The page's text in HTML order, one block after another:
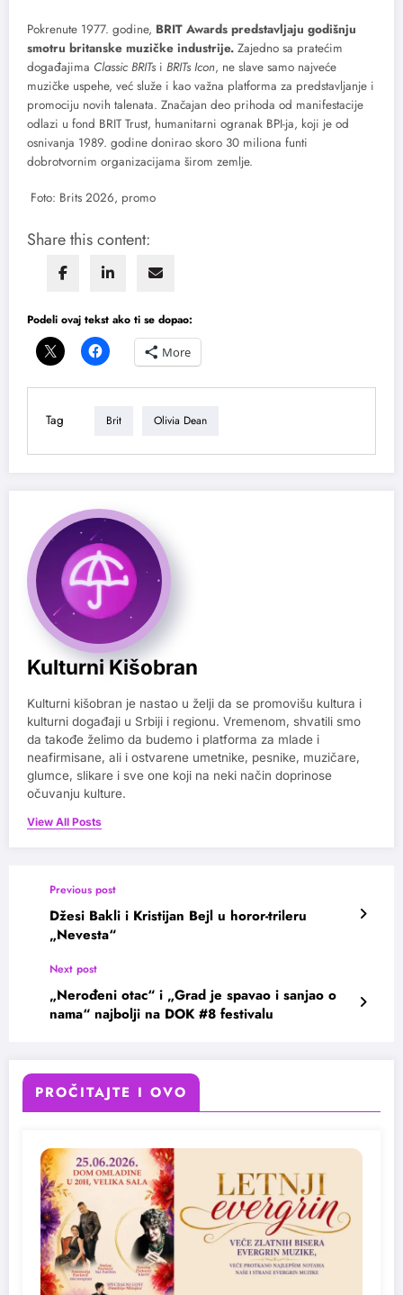
Pokrenute 1977. godine, BRIT Awards predstavljaju godišnju
smotru britanske muzičke industrije. Zajedno sa pratećim
događajima Classic BRITs i BRITs Icon, ne slave samo najveće
muzičke uspehe, već služe i kao važna platforma za predstavljanje i
promociju novih talenata. Značajan deo prihoda od manifestacije
odlazi u fond BRIT Trust, humanitarni ogranak BPI-ja, koji je od
osnivanja 1989. godine donirao skoro 30 miliona funti
dobrotvornim organizacijama širom zemlje.
Foto: Brits 2026, promo
Share this content:
Podeli ovaj tekst ako ti se dopao:
More
Tag Brit Olivia Dean
Kulturni Kišobran
Kulturni kišobran je nastao u želji da se promovišu kultura i
kulturni događaji u Srbiji i regionu. Vremenom, shvatili smo
da takođe želimo da budemo i platforma za mlade i
neafirmisane, ali i ostvarene umetnike, pesnike, muzičare,
glumce, slikare i sve one koji na neki način doprinose
očuvanju kulture.
View All Posts
Previous post
Džesi Bakli i Kristijan Bejl u horor-trileru
„Nevesta“
Next post
„Nerođeni otac“ i „Grad je spavao i sanjao o
nama“ najbolji na DOK #8 festivalu
PROČITAJTE I OVO